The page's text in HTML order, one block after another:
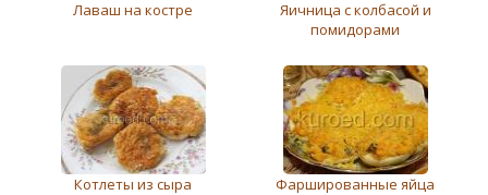
Лаваш на костре
Яичница с колбасой и
помидорами
Котлеты из сыра Фаршированные яйца